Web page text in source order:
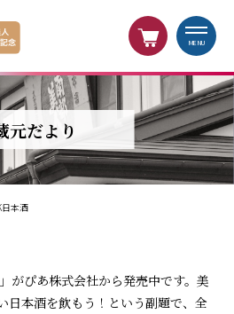
MENU
元だより
日本酒
がぴあ株式会社から発売中です。美
日本酒を飲もう！という副題で、全